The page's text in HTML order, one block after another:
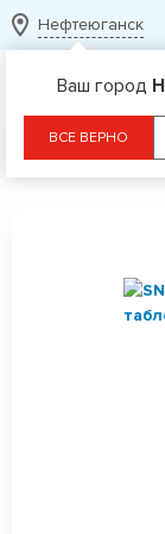
Нефтеюганск
Ваш город
ВСЕ ВЕРНО